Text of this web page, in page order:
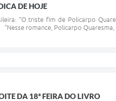
DE HOJE
“O triste fim de Policarpo
romance, Policarpo Quaresma,
DA 18ª FEIRA DO LIVRO